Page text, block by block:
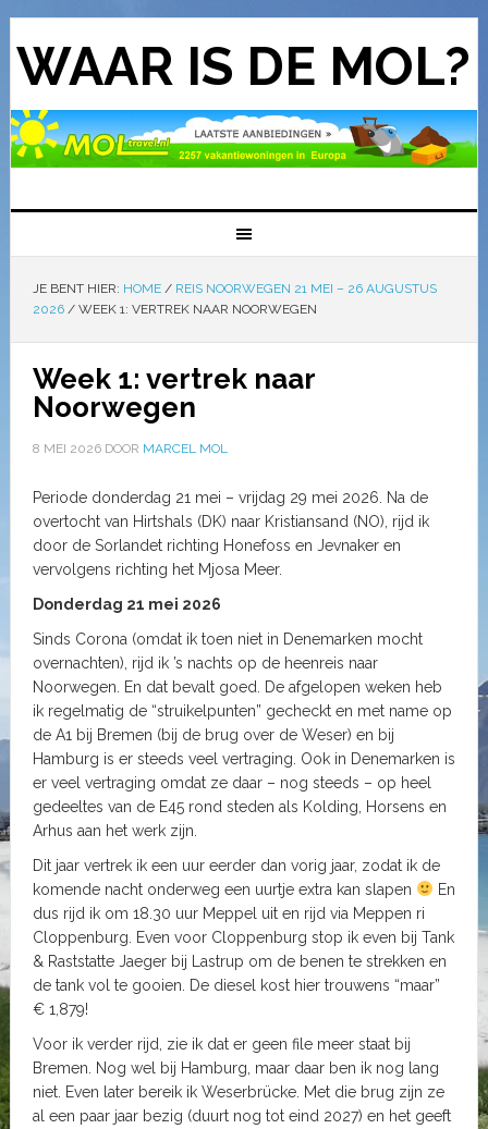
WAAR IS DE MOL?
JE BENT HIER: HOME / REIS NOORWEGEN 21 MEI – 26 AUGUSTUS
2026 /WEEK 1: VERTREK NAAR NOORWEGEN
Week 1: vertrek naar
Noorwegen
8 MEI 2026DOOR MARCEL MOL
Periode donderdag 21 mei – vrijdag 29 mei 2026. Na de
overtocht van Hirtshals (DK) naar Kristiansand (NO), rijd ik
door de Sorlandet richting Honefoss en Jevnaker en
vervolgens richting het Mjosa Meer.
Donderdag 21 mei 2026
Sinds Corona (omdat ik toen niet in Denemarken mocht
overnachten), rijd ik ’s nachts op de heenreis naar
Noorwegen. En dat bevalt goed. De afgelopen weken heb
ik regelmatig de “struikelpunten” gecheckt en met name op
de A1 bij Bremen (bij de brug over de Weser) en bij
Hamburg is er steeds veel vertraging. Ook in Denemarken is
er veel vertraging omdat ze daar – nog steeds – op heel
gedeeltes van de E45 rond steden als Kolding, Horsens en
Arhus aan het werk zijn.
Dit jaar vertrek ik een uur eerder dan vorig jaar, zodat ik de
komende nacht onderweg een uurtje extra kan slapen
En
dus rijd ik om 18.30 uur Meppel uit en rijd via Meppen ri
Cloppenburg. Even voor Cloppenburg stop ik even bij Tank
& Raststatte Jaeger bij Lastrup om de benen te strekken en
de tank vol te gooien. De diesel kost hier trouwens “maar”
€ 1,879!
Voor ik verder rijd, zie ik dat er geen file meer staat bij
Bremen. Nog wel bij Hamburg, maar daar ben ik nog lang
niet. Even later bereik ik Weserbrücke. Met die brug zijn ze
al een paar jaar bezig (duurt nog tot eind 2027) en het geeft